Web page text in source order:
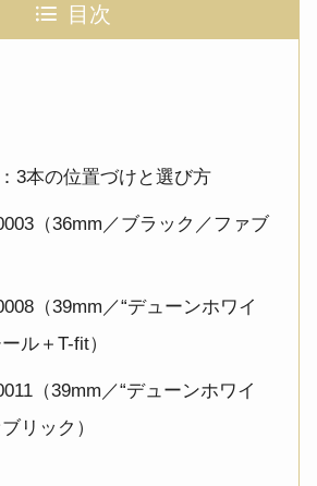
目次
3本の位置づけと選び方
（36mm／ブラック／ファブ
（39mm／“デューンホワイ
ル＋T-fit）
（39mm／“デューンホワイ
リック）